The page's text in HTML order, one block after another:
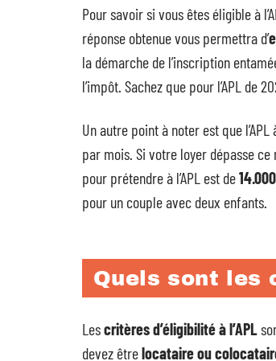
Pour savoir si vous êtes éligible à
réponse obtenue vous permettra d’
la démarche de l’inscription
l’impôt. Sachez que pour l’APL de
Un autre point à noter est que
par mois. Si votre loyer dépasse
pour prétendre à l’APL est de
pour un couple avec deux enfants.
Quels sont les
Lescritères d’éligibilité à l’APL
devez êtrelocataire ou